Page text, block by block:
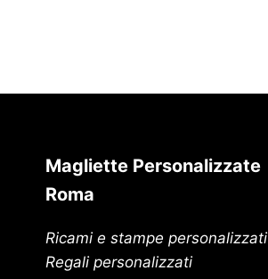
Magliette Personalizzate
Roma
Ricami e stampe personalizzati
Regali personalizzati